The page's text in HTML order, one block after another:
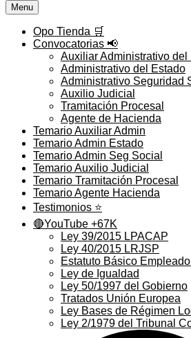
Menu
Opo Tienda 🛒
Convocatorias 📢
Auxiliar Administrativo del
Administrativo del Estado
Administrativo Seguridad
Auxilio Judicial
Tramitación Procesal
Agente de Hacienda
Temario Auxiliar Admin
Temario Admin Estado
Temario Admin Seg Social
Temario Auxilio Judicial
Temario Tramitación Procesal
Temario Agente Hacienda
Testimonios ⭐️
🔴YouTube +67K
Ley 39/2015 LPACAP
Ley 40/2015 LRJSP
Estatuto Básico
Ley de Igualdad
Ley 50/1997 del Gobierno
Tratados Unión Europea
Ley Bases de Régimen
Ley 2/1979 del Tribunal